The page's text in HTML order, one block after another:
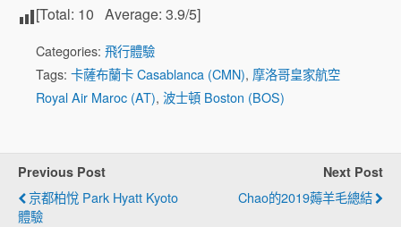
[Total: 10 Average: 3.9/5]
Categories: 飛行體驗
Tags: 卡薩布蘭卡 Casablanca (CMN), 摩洛哥皇家航空
Royal Air Maroc (AT), 波士頓 Boston (BOS)
Previous Post
京都柏悅 Park Hyatt Kyoto
體驗
Next Post
Chao的2019薅羊毛總結